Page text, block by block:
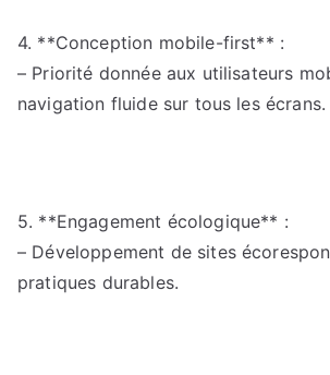
4. **Conception mobile-first** :
– Priorité donnée aux utilisateurs
navigation fluide sur tous les écrans.
5. **Engagement écologique** :
– Développement de sites
pratiques durables.